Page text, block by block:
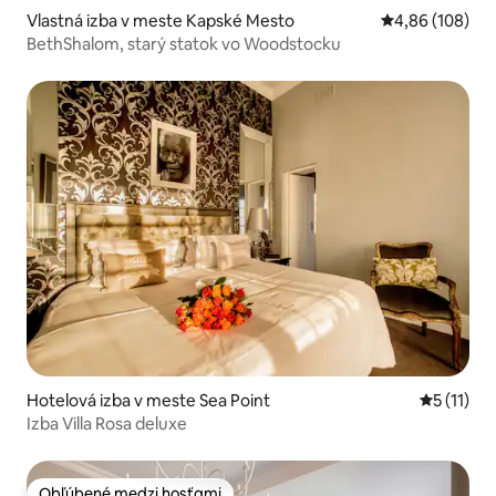
Vlastná izba v meste Kapské Mesto Priemerné
4,86 (108)
BethShalom, starý statok vo Woodstocku
Hotelová izba v meste Sea Point
5 (11)
Izba Villa Rosa deluxe